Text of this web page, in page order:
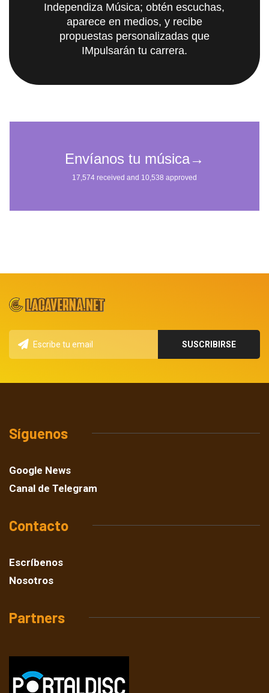
Independiza Música; obtén escuchas,
aparece en medios, y recibe
propuestas personalizadas que
IMpulsarán tu carrera.
Síguenos
Google News
Canal de Telegram
Contacto
Escríbenos
Nosotros
Partners